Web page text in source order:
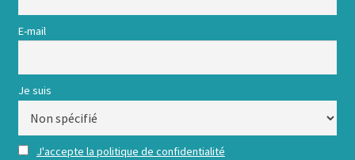
E-mail
Je suis
J'accepte la politique de confidentialité